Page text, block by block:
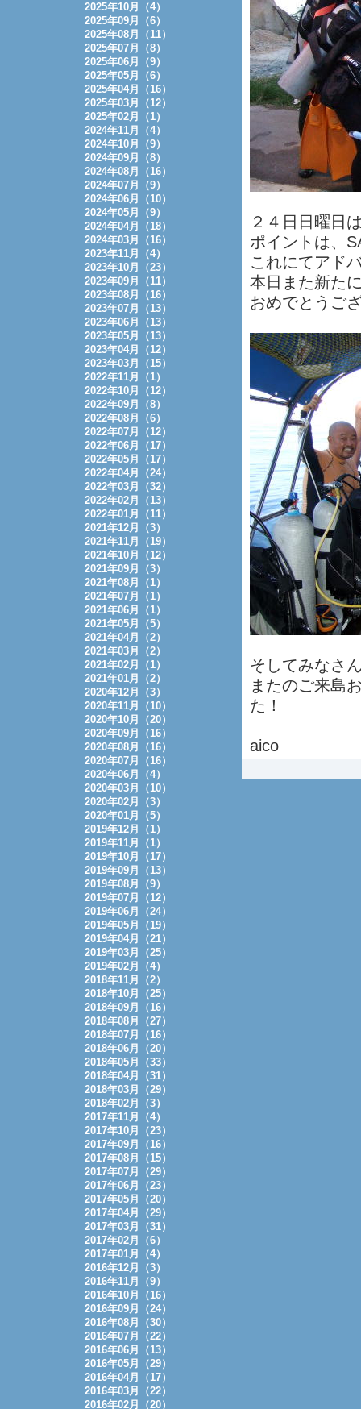
２４日日曜日
ポイントは、
これにてアド
本日また新た
おめでとうご
そしてみなさ
またのご来島
た！
aico
2025年10月（4）
2025年09月（6）
2025年08月（11）
2025年07月（8）
2025年06月（9）
2025年05月（6）
2025年04月（16）
2025年03月（12）
2025年02月（1）
2024年11月（4）
2024年10月（9）
2024年09月（8）
2024年08月（16）
2024年07月（9）
2024年06月（10）
2024年05月（9）
2024年04月（18）
2024年03月（16）
2023年11月（4）
2023年10月（23）
2023年09月（11）
2023年08月（16）
2023年07月（13）
2023年06月（13）
2023年05月（13）
2023年04月（12）
2023年03月（15）
2022年11月（1）
2022年10月（12）
2022年09月（8）
2022年08月（6）
2022年07月（12）
2022年06月（17）
2022年05月（17）
2022年04月（24）
2022年03月（32）
2022年02月（13）
2022年01月（11）
2021年12月（3）
2021年11月（19）
2021年10月（12）
2021年09月（3）
2021年08月（1）
2021年07月（1）
2021年06月（1）
2021年05月（5）
2021年04月（2）
2021年03月（2）
2021年02月（1）
2021年01月（2）
2020年12月（3）
2020年11月（10）
2020年10月（20）
2020年09月（16）
2020年08月（16）
2020年07月（16）
2020年06月（4）
2020年03月（10）
2020年02月（3）
2020年01月（5）
2019年12月（1）
2019年11月（1）
2019年10月（17）
2019年09月（13）
2019年08月（9）
2019年07月（12）
2019年06月（24）
2019年05月（19）
2019年04月（21）
2019年03月（25）
2019年02月（4）
2018年11月（2）
2018年10月（25）
2018年09月（16）
2018年08月（27）
2018年07月（16）
2018年06月（20）
2018年05月（33）
2018年04月（31）
2018年03月（29）
2018年02月（3）
2017年11月（4）
2017年10月（23）
2017年09月（16）
2017年08月（15）
2017年07月（29）
2017年06月（23）
2017年05月（20）
2017年04月（29）
2017年03月（31）
2017年02月（6）
2017年01月（4）
2016年12月（3）
2016年11月（9）
2016年10月（16）
2016年09月（24）
2016年08月（30）
2016年07月（22）
2016年06月（13）
2016年05月（29）
2016年04月（17）
2016年03月（22）
2016年02月（20）